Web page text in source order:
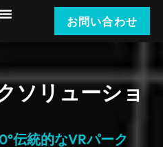
お問い合わせ
ソリューショ
伝統的なVRパーク